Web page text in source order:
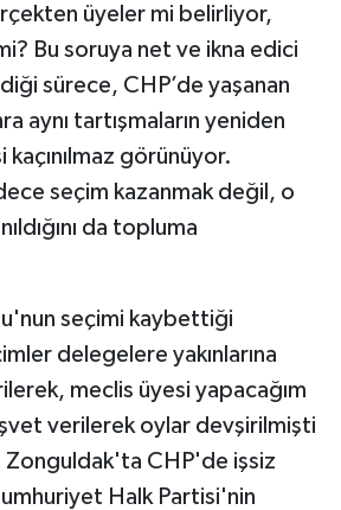
üyeler mi belirliyor,
Bu soruya net ve ikna edici
sürece, CHP’de yaşanan
aynı tartışmaların yeniden
görünüyor.
seçim kazanmak değil, o
da topluma
seçimi kaybettiği
delegelere yakınlarına
meclis üyesi yapacağım
verilerek oylar devşirilmişti
Zonguldak'ta CHP'de işsiz
Halk Partisi'nin